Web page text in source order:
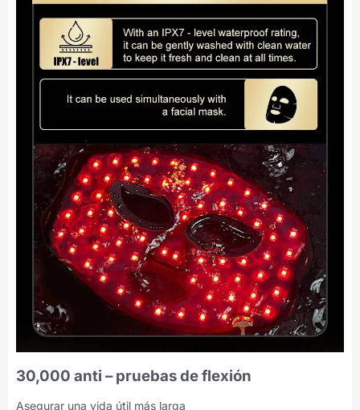
30,000 anti – pruebas de flexión
Asegurar una vida útil más larga